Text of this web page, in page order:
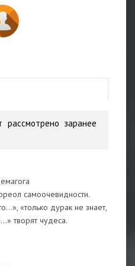
заранее
самоочевидности.
«только дурак не знает,
творят чудеса.